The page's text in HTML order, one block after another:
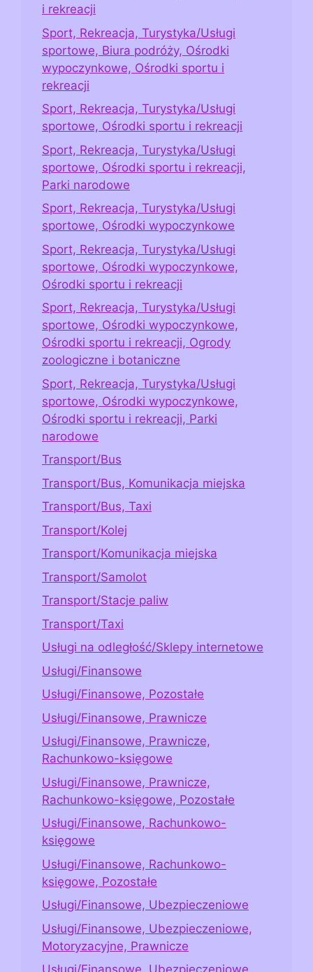
i rekreacji
Sport, Rekreacja, Turystyka/Usługi
sportowe, Biura podróży, Ośrodki
wypoczynkowe, Ośrodki sportu i
rekreacji
Sport, Rekreacja, Turystyka/Usługi
sportowe, Ośrodki sportu i rekreacji
Sport, Rekreacja, Turystyka/Usługi
sportowe, Ośrodki sportu i rekreacji,
Parki narodowe
Sport, Rekreacja, Turystyka/Usługi
sportowe, Ośrodki wypoczynkowe
Sport, Rekreacja, Turystyka/Usługi
sportowe, Ośrodki wypoczynkowe,
Ośrodki sportu i rekreacji
Sport, Rekreacja, Turystyka/Usługi
sportowe, Ośrodki wypoczynkowe,
Ośrodki sportu i rekreacji, Ogrody
zoologiczne i botaniczne
Sport, Rekreacja, Turystyka/Usługi
sportowe, Ośrodki wypoczynkowe,
Ośrodki sportu i rekreacji, Parki
narodowe
Transport/Bus
Transport/Bus, Komunikacja miejska
Transport/Bus, Taxi
Transport/Kolej
Transport/Komunikacja miejska
Transport/Samolot
Transport/Stacje paliw
Transport/Taxi
Usługi na odległość/Sklepy internetowe
Usługi/Finansowe
Usługi/Finansowe, Pozostałe
Usługi/Finansowe, Prawnicze
Usługi/Finansowe, Prawnicze,
Rachunkowo-księgowe
Usługi/Finansowe, Prawnicze,
Rachunkowo-księgowe, Pozostałe
Usługi/Finansowe, Rachunkowo-
księgowe
Usługi/Finansowe, Rachunkowo-
księgowe, Pozostałe
Usługi/Finansowe, Ubezpieczeniowe
Usługi/Finansowe, Ubezpieczeniowe,
Motoryzacyjne, Prawnicze